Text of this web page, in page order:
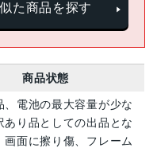
似た商品を探す
商品状態
、電池の最大容量が少な
あり品としての出品とな
画面に擦り傷、フレーム